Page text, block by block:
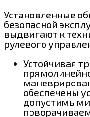
Установленные
безопасной
выдвигают к
рулевого
Устойчивая
обеспечены